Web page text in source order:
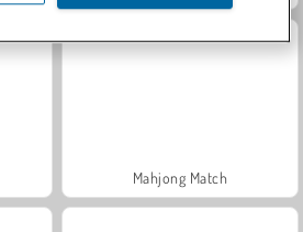
Mahjong Match